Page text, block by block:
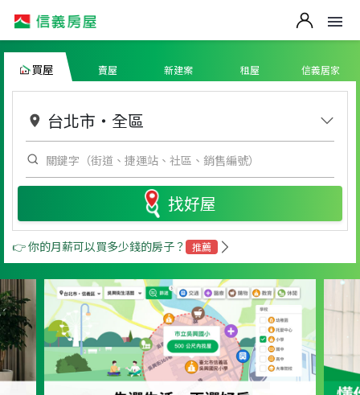
買屋 賣屋 新建案 租屋 信義居家
台北市 ・ 全區
找好屋
👉 你的月薪可以買多少錢的房子？ 推薦